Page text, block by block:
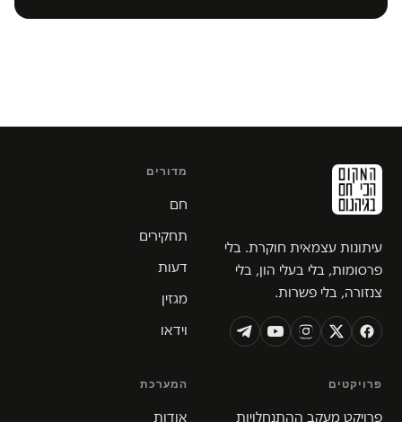
עיתונות עצמאית חוקרת. בלי
פרסומות, בלי בעלי הון, בלי
צנזורה, בלי פשרות.
מדורים
חם
תחקירים
דעות
מגזין
וידאו
פרויקטים
פרויקט מעקב ההתנחלויות
המערכת
אודות